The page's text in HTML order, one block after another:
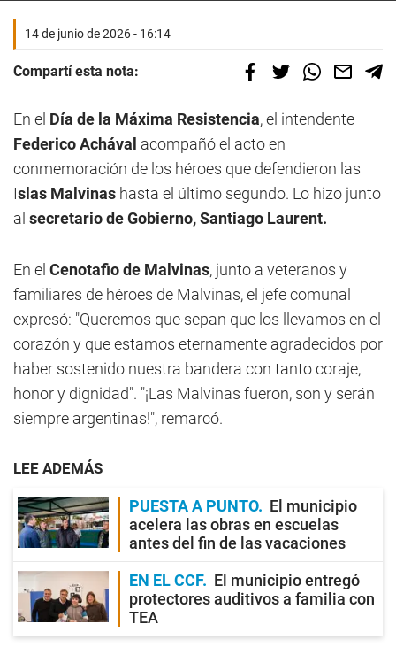
14 de junio de 2026 - 16:14
Compartí esta nota:
En el Día de la Máxima Resistencia, el intendente
Federico Achával acompañó el acto en
conmemoración de los héroes que defendieron las
Islas Malvinas hasta el último segundo. Lo hizo junto
al secretario de Gobierno, Santiago Laurent.
En el Cenotafio de Malvinas, junto a veteranos y
familiares de héroes de Malvinas, el jefe comunal
expresó: "Queremos que sepan que los llevamos en el
corazón y que estamos eternamente agradecidos por
haber sostenido nuestra bandera con tanto coraje,
honor y dignidad". "¡Las Malvinas fueron, son y serán
siempre argentinas!", remarcó.
LEE ADEMÁS
PUESTA A PUNTO
El municipio
acelera las obras en escuelas
antes del fin de las vacaciones
EN EL CCF
El municipio entregó
protectores auditivos a familia con
TEA